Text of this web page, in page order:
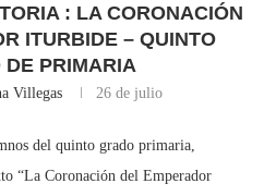
: LA CORONACIÓN
ITURBIDE – QUINTO
DE PRIMARIA
Villegas 26 de julio
del quinto grado primaria,
“La Coronación del Emperador